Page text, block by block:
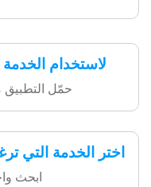
حمّل تطبيق Hablax لاستخدام الخدمة
حمّل
اختر الخدمة التي
ابحث